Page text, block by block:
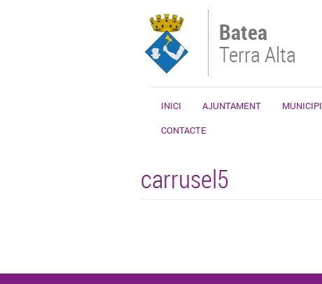
Batea
Terra Alta
INICI AJUNTAMENT MUNICIPI
CONTACTE
carrusel5